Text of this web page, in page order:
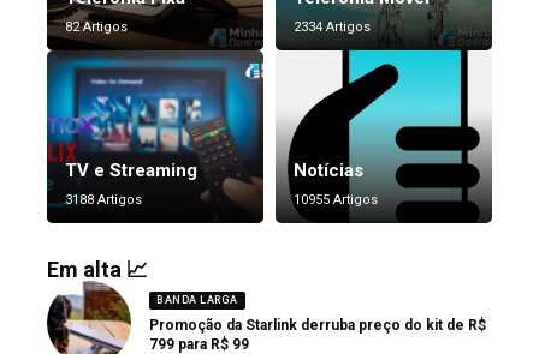
82 Artigos 2334 Artigos
TV e Streaming
3188 Artigos
Notícias
10955 Artigos
Em alta 📈
BANDA LARGA
Promoção da Starlink derruba preço do kit de R$
799 para R$ 99